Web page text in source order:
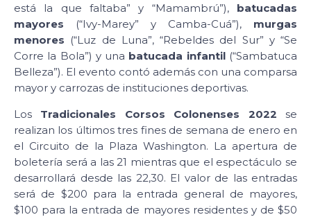
está la que faltaba” y “Mamambrú”), batucadas
mayores (“Ivy-Marey” y Camba-Cuá”), murgas
menores (“Luz de Luna”, “Rebeldes del Sur” y “Se
Corre la Bola”) y una batucada infantil(“Sambatuca
Belleza”). El evento contó además con una comparsa
mayor y carrozas de instituciones deportivas.
Los Tradicionales Corsos Colonenses 2022 se
realizan los últimos tres fines de semana de enero en
el Circuito de la Plaza Washington. La apertura de
boletería será a las 21 mientras que el espectáculo se
desarrollará desde las 22,30. El valor de las entradas
será de $200 para la entrada general de mayores,
$100 para la entrada de mayores residentes y de $50